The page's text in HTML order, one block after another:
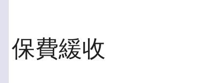
保費緩收